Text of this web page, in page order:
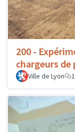
200 -
chargeurs
Ville de Lyon 1